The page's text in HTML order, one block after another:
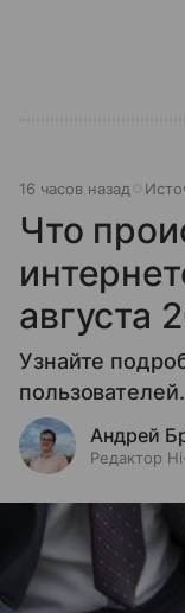
16 часов назад
Что
августа
Узнайте
пользователей.
Андрей
Редактор